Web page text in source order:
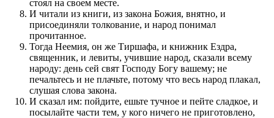
стоял на своем месте.
И читали из книги, из закона Божия, внятно, и
присоединяли толкование, и народ понимал
прочитанное.
Тогда Неемия, он же Тиршафа, и книжник Ездра,
священник, и левиты, учившие народ, сказали всему
народу: день сей свят Господу Богу вашему; не
печальтесь и не плачьте, потому что весь народ плакал,
слушая слова закона.
И сказал им: пойдите, ешьте тучное и пейте сладкое, и
посылайте части тем, у кого ничего не приготовлено,